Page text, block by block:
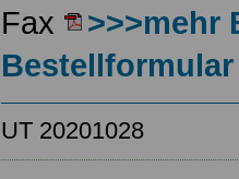
Fax
>>>mehr
Bestellformular
UT 20201028